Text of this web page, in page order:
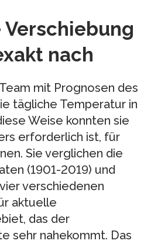
nach
mit Prognosen des
tägliche Temperatur in
Weise konnten sie
erforderlich ist, für
Sie verglichen die
(1901-2019) und
verschiedenen
aktuelle
das der
sehr nahekommt. Das